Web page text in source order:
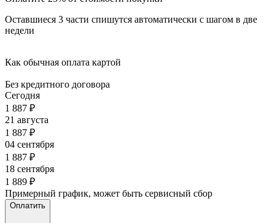
Оставшиеся 3 части спишутся автоматически с шагом в две
недели
Как обычная оплата картой
Без кредитного договора
Сегодня
1 887 ₽
21 августа
1 887 ₽
04 сентября
1 887 ₽
18 сентября
1 889 ₽
Примерный график, может быть сервисный сбор
Оплатить